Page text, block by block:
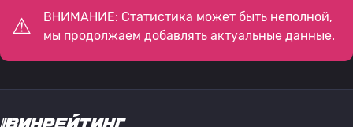
ВНИМАНИЕ: Статистика может быть неполной,
мы продолжаем добавлять актуальные данные.